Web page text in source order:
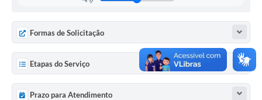
Contas Públicas
Publicações Legais
Casa do Trabalhador
Formas de Solicitação
Etapas do Serviço
Prazo para Atendimento